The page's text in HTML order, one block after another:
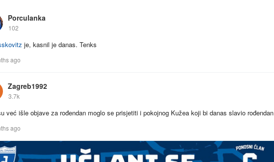
Porculanka
102
je, kasnil je danas. Tenks
ago
Zagreb1992
3.7k
već išle objave za rođendan moglo se prisjetiti i pokojnog Kužea koji bi danas slavio rođendan
ago